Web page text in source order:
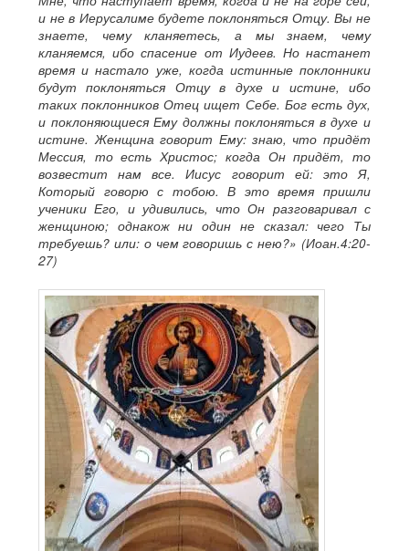
и не в Иерусалиме будете поклоняться Отцу. Вы не
знаете, чему кланяетесь, а мы знаем, чему
кланяемся, ибо спасение от Иудеев. Но настанет
время и настало уже, когда истинные поклонники
будут поклоняться Отцу в духе и истине, ибо
таких поклонников Отец ищет Себе. Бог есть дух,
и поклоняющиеся Ему должны поклоняться в духе и
истине. Женщина говорит Ему: знаю, что придёт
Мессия, то есть Христос; когда Он придёт, то
возвестит нам все. Иисус говорит ей: это Я,
Который говорю с тобою. В это время пришли
ученики Его, и удивились, что Он разговаривал с
женщиною; однакож ни один не сказал: чего Ты
требуешь? или: о чем говоришь с нею?» (Иоан.4:20-
27)